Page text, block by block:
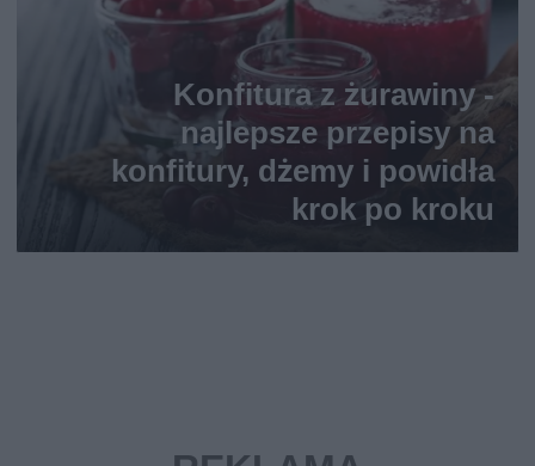
Konfitura z żurawiny -
najlepsze przepisy na
konfitury, dżemy i powidła
krok po kroku